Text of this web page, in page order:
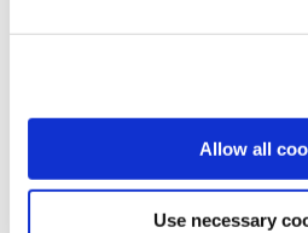
Allow all
Use necessary